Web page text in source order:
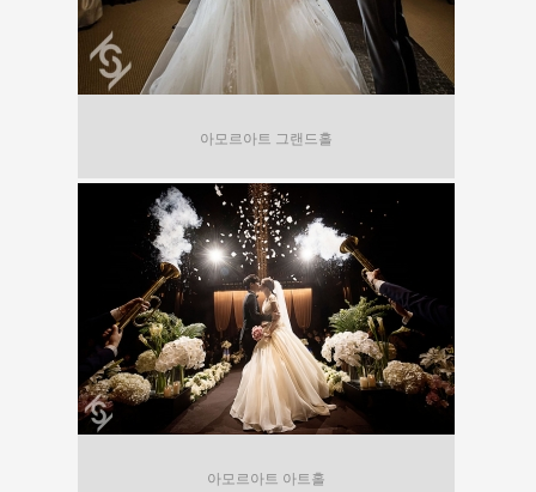
아모르아트 그랜드홀
아모르아트 아트홀